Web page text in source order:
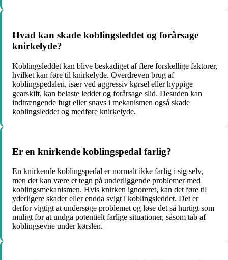
Hvad kan skade koblingsleddet og forårsage
knirkelyde?
Koblingsleddet kan blive beskadiget af flere forskellige faktorer,
hvilket kan føre til knirkelyde. Overdreven brug af
koblingspedalen, især ved aggressiv kørsel eller hyppige
gearskift, kan belaste leddet og forårsage slid. Desuden kan
indtrængende fugt eller snavs i mekanismen også skade
koblingsleddet og medføre knirkelyde.
Er en knirkende koblingspedal farlig?
En knirkende koblingspedal er normalt ikke farlig i sig selv,
men det kan være et tegn på underliggende problemer med
koblingsmekanismen. Hvis knirken ignoreret, kan det føre til
yderligere skader eller endda svigt i koblingsleddet. Det er
derfor vigtigt at undersøge problemet og løse det så hurtigt som
muligt for at undgå potentielt farlige situationer, såsom tab af
koblingsevne under kørslen.